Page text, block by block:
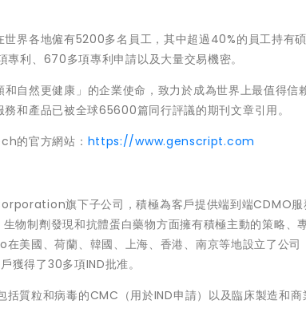
界各地僱有5200多名員工，其中超過40%的員工持有
利、670多項專利申請以及大量交易機密。
然更健康」的企業使命，致力於成為世界上最值得信
和產品已被全球65600篇同行評議的期刊文章引用。
的官方網站： https://www.genscript.com
旗下子公司，積極為客戶提供端到端CDMO服
物制劑發現和抗體蛋白藥物方面擁有積極主動的策略、
美國、荷蘭、韓國、上海、香港、南京等地設立了公司
獲得了30多項IND批准。
質粒和病毒的CMC（用於IND申請）以及臨床製造和商